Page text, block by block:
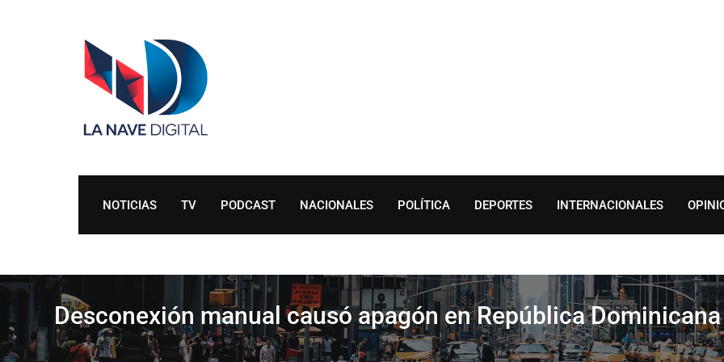
NOTICIAS TV PODCAST NACIONALES POLÍTICA DEPORTES INTERNACIONALES
Desconexión manual causó apagón en República Dominicana